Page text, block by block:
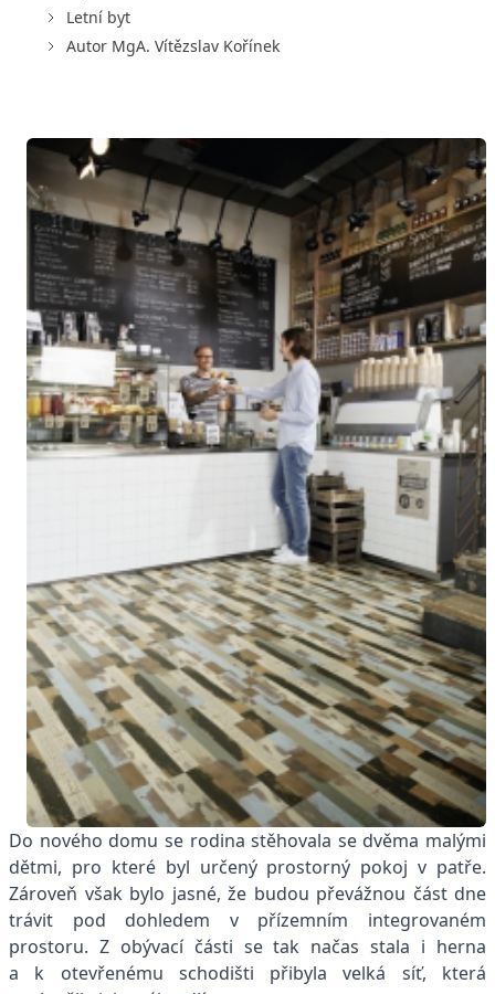
Letní byt
Autor MgA. Vítězslav Kořínek
Do nového domu se rodina stěhovala se dvěma malými
dětmi, pro které byl určený prostorný pokoj v patře.
Zároveň však bylo jasné, že budou převážnou část dne
trávit pod dohledem v přízemním integrovaném
prostoru. Z obývací části se tak načas stala i herna
a k otevřenému schodišti přibyla velká síť, která